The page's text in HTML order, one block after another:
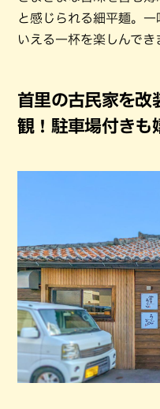
と感じられる細平麺。
いえる一杯を楽しんでき
首里の古民家を改
観！駐車場付きも